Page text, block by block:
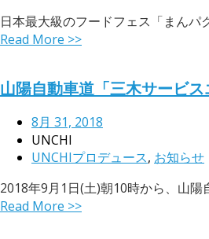
日本最大級のフードフェス「まん
Read More >>
山陽自動車道「三木サービ
8月 31, 2018
UNCHI
UNCHIプロデュース, お知らせ
2018年9月1日(土)朝10時から、山
Read More >>